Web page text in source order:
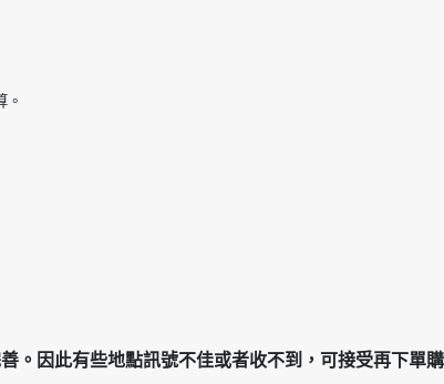
。
。因此有些地點訊號不佳或者收不到，可接受再下單